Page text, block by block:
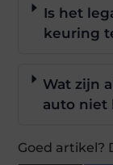
Is het
keuring
Wat zijn
auto niet
Goed artikel?